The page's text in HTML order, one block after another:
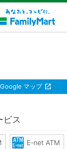
Google マップ
ビス
E-net ATM